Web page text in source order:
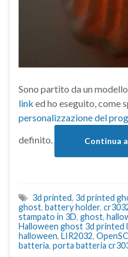
Sono partito da un
link ed ho eseguito, come
personalizzazione del
definito.
Continua
3d printed, 3d printed
ghost, battery holder,
stampato in 3D, ghost,
Halloween ghost 3d printed
halloween, LIR2032,
batteria, porta batteria